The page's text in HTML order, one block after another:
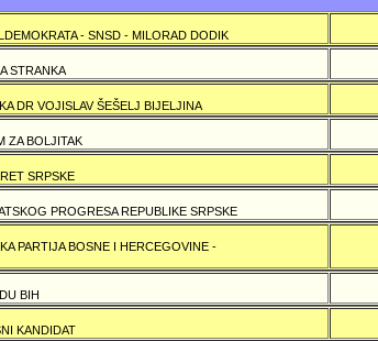
- SNSD - MILORAD DODIK
STRANKA
DR VOJISLAV ŠEŠELJ BIJELJINA
ZA BOLJITAK
SRPSKE
PROGRESA REPUBLIKE SRPSKE
PARTIJA BOSNE I HERCEGOVINE -
BIH
KANDIDAT